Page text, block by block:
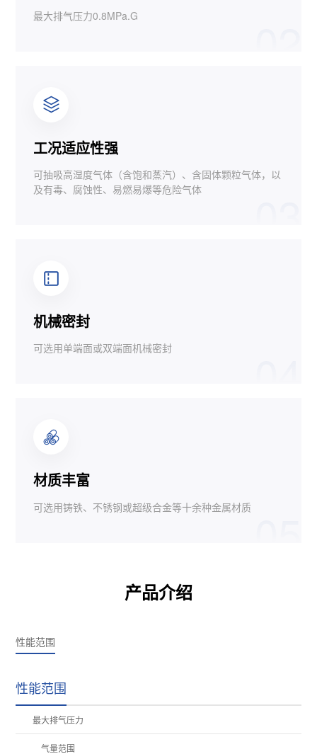
最大排气压力0.8MPa.G
工况适应性强
可抽吸高湿度气体（含饱和蒸汽）、含固体颗粒气体，以
及有毒、腐蚀性、易燃易爆等危险气体
机械密封
可选用单端面或双端面机械密封
材质丰富
可选用铸铁、不锈钢或超级合金等十余种金属材质
产品介绍
性能范围
性能范围
最大排气压力
气量范围